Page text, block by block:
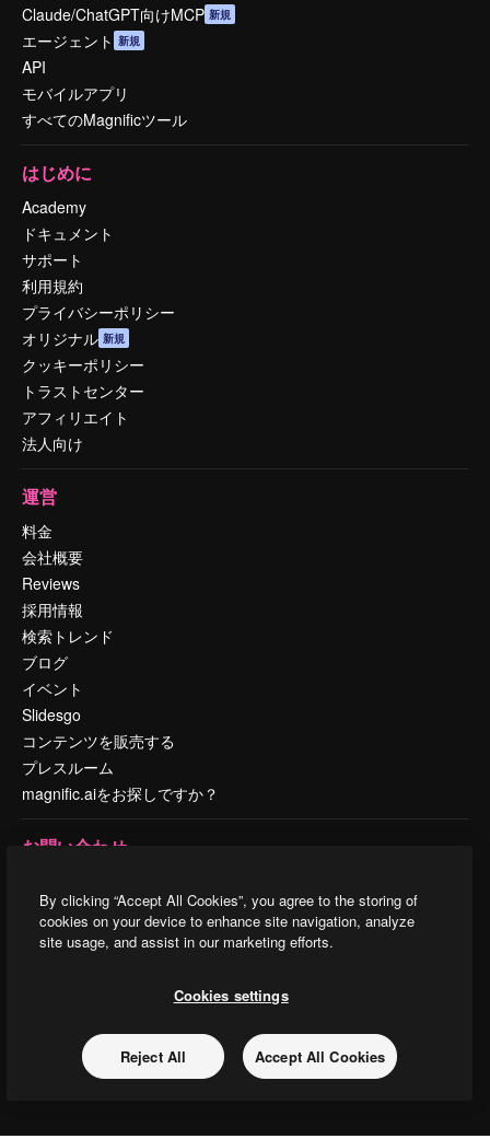
Claude/ChatGPT向けMCP 新規
エージェント 新規
API
モバイルアプリ
すべてのMagnificツール
はじめに
Academy
ドキュメント
サポート
利用規約
プライバシーポリシー
オリジナル 新規
クッキーポリシー
トラストセンター
アフィリエイト
法人向け
運営
料金
会社概要
Reviews
採用情報
検索トレンド
ブログ
イベント
Slidesgo
コンテンツを販売する
プレスルーム
magnific.aiをお探しですか？
お問い合わせ
Instagram
YouTube
By clicking “Accept All Cookies”, you agree to the storing of
cookies on your device to enhance site navigation, analyze
site usage, and assist in our marketing efforts.
Cookies settings
Reject All Accept All Cookies